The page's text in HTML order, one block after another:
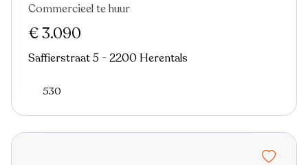
Commercieel te huur
€ 3.090
Saffierstraat 5 - 2200 Herentals
530